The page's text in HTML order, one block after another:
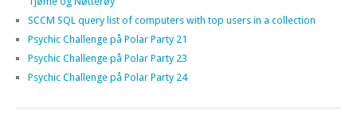
SCCM SQL query list of computers with top users in a collection
Psychic Challenge på Polar Party 21
Psychic Challenge på Polar Party 23
Psychic Challenge på Polar Party 24